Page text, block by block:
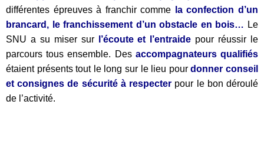
différentes épreuves à franchir comme
la confection d’un
brancard, le franchissement d’un obstacle en bois… Le
SNU a su miser sur
l’écoute et l’entraide pour réussir le
parcours tous ensemble. Des accompagnateurs qualifiés
étaient présents tout le long sur le lieu pourdonner conseil
et consignes de sécurité à respecter pour le bon déroulé
de l’activité.